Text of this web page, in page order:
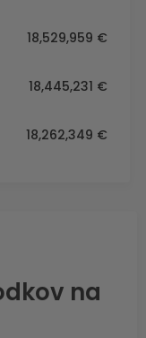
18,529,959 €
18,445,231 €
18,262,349 €
na